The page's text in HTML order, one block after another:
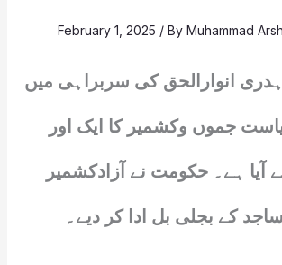
February 1, 2025 / ByMuhammad
انوارالحق کی سربراہی میں
جموں وکشمیر کا ایک اور
آیا ہے۔ حکومت نے آزادکشمیر
کے بجلی بل ادا کر دیے۔